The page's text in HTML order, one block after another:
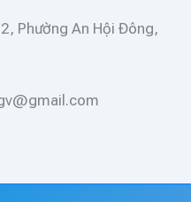
Phường An Hội Đông,